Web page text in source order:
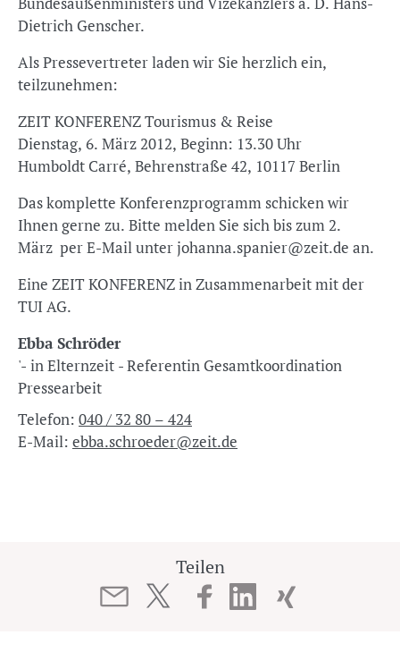
Dietrich Genscher.
Als Pressevertreter laden wir Sie herzlich ein,
teilzunehmen:
ZEIT KONFERENZ Tourismus & Reise
Dienstag, 6. März 2012, Beginn: 13.30 Uhr
Humboldt Carré, Behrenstraße 42, 10117 Berlin
Das komplette Konferenzprogramm schicken wir
Ihnen gerne zu. Bitte melden Sie sich bis zum 2.
März per E-Mail unter johanna.spanier@zeit.de an.
Eine ZEIT KONFERENZ in Zusammenarbeit mit der
TUI AG.
Ebba Schröder
'- in Elternzeit - Referentin Gesamtkoordination
Pressearbeit
Telefon: 040 / 32 80 – 424
E-Mail: ebba.schroeder@zeit.de
Teilen